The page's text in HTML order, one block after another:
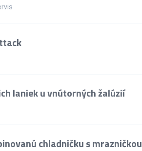
laniek u vnútorných žalúzií
chladničku s mrazničkou